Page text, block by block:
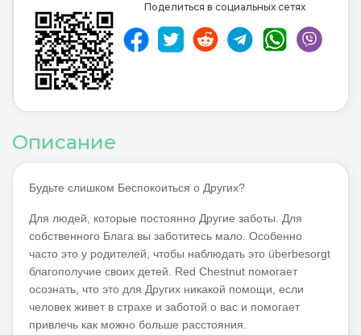
Поделиться в социальных сетях
Описание
Будьте слишком Беспокоиться о Других?
Для людей, которые постоянно Другие заботы. Для
собственного Блага вы заботитесь мало. Особенно
часто это у родителей, чтобы наблюдать это überbesorgt
благополучие своих детей. Red Chestnut помогает
осознать, что это для Других никакой помощи, если
человек живет в страхе и заботой о вас и помогает
привлечь как можно больше расстояния.